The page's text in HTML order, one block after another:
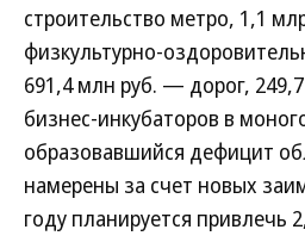
строительство метро, 1,1
физкультурно-
691,4 млн руб. — дорог,
бизнес-инкубаторов в
образовавшийся дефицит
намерены за счет новых
году планируется привлечь